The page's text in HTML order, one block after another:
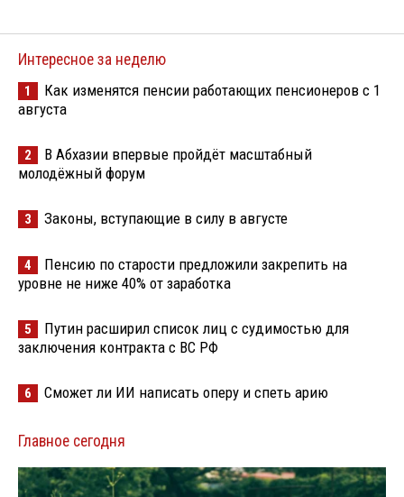
Интересное за неделю
1
Как изменятся пенсии работающих пенсионеров с 1
августа
2
В Абхазии впервые пройдёт масштабный
молодёжный форум
3 Законы, вступающие в силу в августе
4
Пенсию по старости предложили закрепить на
уровне не ниже 40% от заработка
5
Путин расширил список лиц с судимостью для
заключения контракта с ВС РФ
6 Сможет ли ИИ написать оперу и спеть арию
Главное сегодня